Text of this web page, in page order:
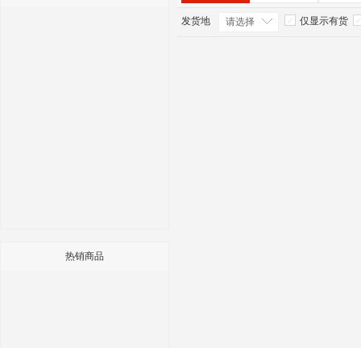
热销商品
发货地 请选择 仅显示有货